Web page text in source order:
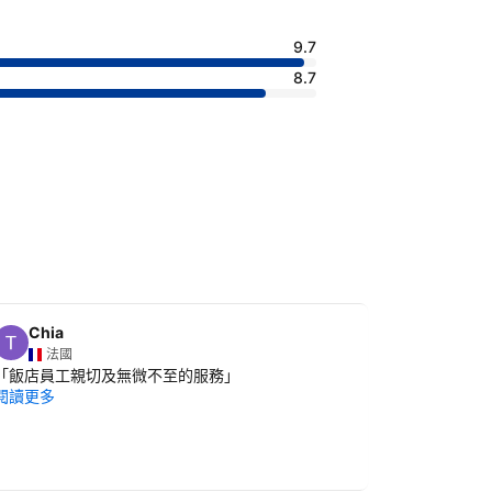
9.7
8.7
Chia
法國
「飯店員工親切及無微不至的服務」
讀更多